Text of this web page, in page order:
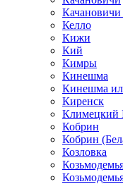
Качановичи
Келло
Кижи
Кий
Кимры
Кинешма
Кинешма
Киренск
Климецкий
Кобрин
Кобрин
Козловка